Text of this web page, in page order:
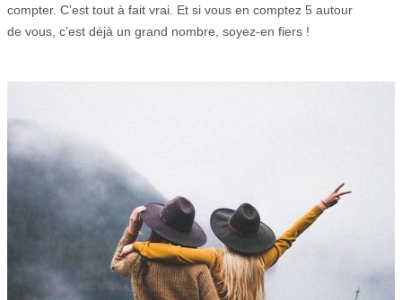
compter. C’est tout à fait vrai. Et si vous en comptez 5 autour
de vous, c’est déjà un grand nombre, soyez-en fiers !